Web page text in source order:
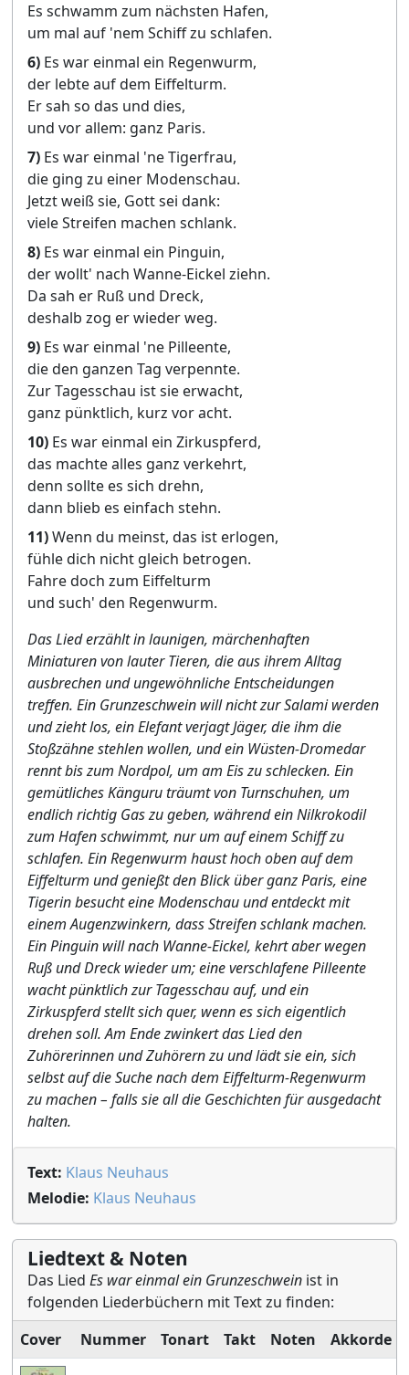
Es schwamm zum nächsten Hafen,
um mal auf 'nem Schiff zu schlafen.
6) Es war einmal ein Regenwurm,
der lebte auf dem Eiffelturm.
Er sah so das und dies,
und vor allem: ganz Paris.
7) Es war einmal 'ne Tigerfrau,
die ging zu einer Modenschau.
Jetzt weiß sie, Gott sei dank:
viele Streifen machen schlank.
8) Es war einmal ein Pinguin,
der wollt' nach Wanne-Eickel ziehn.
Da sah er Ruß und Dreck,
deshalb zog er wieder weg.
9) Es war einmal 'ne Pilleente,
die den ganzen Tag verpennte.
Zur Tagesschau ist sie erwacht,
ganz pünktlich, kurz vor acht.
10) Es war einmal ein Zirkuspferd,
das machte alles ganz verkehrt,
denn sollte es sich drehn,
dann blieb es einfach stehn.
11)Wenn du meinst, das ist erlogen,
fühle dich nicht gleich betrogen.
Fahre doch zum Eiffelturm
und such' den Regenwurm.
Das Lied erzählt in launigen, märchenhaften
Miniaturen von lauter Tieren, die aus ihrem Alltag
ausbrechen und ungewöhnliche Entscheidungen
treffen. Ein Grunzeschwein will nicht zur Salami werden
und zieht los, ein Elefant verjagt Jäger, die ihm die
Stoßzähne stehlen wollen, und ein Wüsten-Dromedar
rennt bis zum Nordpol, um am Eis zu schlecken. Ein
gemütliches Känguru träumt von Turnschuhen, um
endlich richtig Gas zu geben, während ein Nilkrokodil
zum Hafen schwimmt, nur um auf einem Schiff zu
schlafen. Ein Regenwurm haust hoch oben auf dem
Eiffelturm und genießt den Blick über ganz Paris, eine
Tigerin besucht eine Modenschau und entdeckt mit
einem Augenzwinkern, dass Streifen schlank machen.
Ein Pinguin will nach Wanne-Eickel, kehrt aber wegen
Ruß und Dreck wieder um; eine verschlafene Pilleente
wacht pünktlich zur Tagesschau auf, und ein
Zirkuspferd stellt sich quer, wenn es sich eigentlich
drehen soll. Am Ende zwinkert das Lied den
Zuhörerinnen und Zuhörern zu und lädt sie ein, sich
selbst auf die Suche nach dem Eiffelturm-Regenwurm
zu machen – falls sie all die Geschichten für ausgedacht
halten.
Text: Klaus Neuhaus
Melodie: Klaus Neuhaus
Liedtext & Noten
Das Lied Es war einmal ein Grunzeschwein ist in
folgenden Liederbüchern mit Text zu finden:
Cover
Nummer Tonart Takt Noten Akkorde